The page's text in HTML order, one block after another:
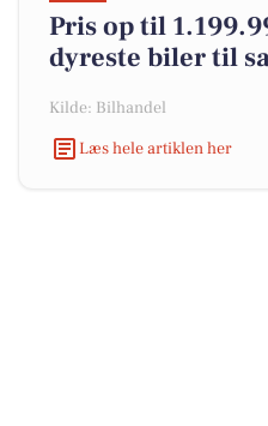
Pris op til
dyreste biler til
Kilde: Bilhandel
Læs hele artiklen her